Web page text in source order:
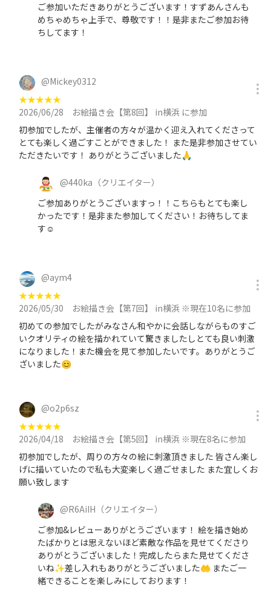
ご参加いただきありがとうございます！すずあんさんも
めちゃめちゃ上手で、尊敬です！！是非またご参加お待
ちしてます！
@Mickey0312
★★★★★
2026/06/28
お絵描き会【第8回】 in横浜 に参加
初参加でしたが、主催者の方々が温かく迎え入れてくださって
とても楽しく過ごすことができました！ また是非参加させてい
ただきたいです！ ありがとうございました🙏
@440ka （クリエイター）
ご参加ありがとうございますっ！！こちらもとても楽し
かったです！是非また参加してください！お待ちしてま
す☺️
@aym4
★★★★★
2026/05/30
お絵描き会【第7回】 in横浜 ※現在10名に参加
初めての参加でしたがみなさん和やかに会話しながらものすご
いクオリティの絵を描かれていて驚きましたしとても良い刺激
になりました！また機会を見て参加したいです。ありがとうご
ざいました😊
@o2p6sz
★★★★★
2026/04/18
お絵描き会【第5回】 in横浜 ※現在8名に参加
初参加でしたが、周りの方々の絵に刺激頂きました 皆さん楽し
げに描いていたので私も大変楽しく過ごせました また宜しくお
願い致します
@R6AiIH （クリエイター）
ご参加&レビューありがとうございます！ 絵を描き始め
たばかりとは思えないほど素敵な作品を見せてくださり
ありがとうございました！完成したらまた見せてくださ
いね✨差し入れもありがとうございました🤲 またご一
緒できることを楽しみにしております！